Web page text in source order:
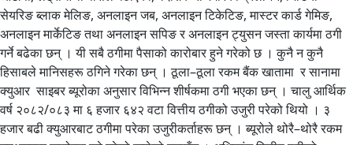
सेयरिङ ब्लाक मेलिङ, अनलाइन जब, अनलाइन टिकेटिङ, मास्टर कार्ड गेमिङ,
अनलाइन मार्केटिङ तथा अनलाइन सपिङ र अनलाइन ट्युसन जस्ता कार्यमा ठगी
गर्ने बढेका छन् । यी सबै ठगीमा पैसाको कारोबार हुने गरेको छ । कुनै न कुनै
हिसाबले मानिसहरू ठगिने गरेका छन् । ठूला–ठूला रकम बैंक खातामा र सानामा
क्युआर साइबर ब्यूरोका अनुसार विभिन्न शीर्षकमा ठगी भएका छन् । चालु आर्थिक
वर्ष २०८२/०८३ मा ६ हजार ६४२ वटा वित्तीय ठगीको उजुरी परेको थियो । ३
हजार बढी क्युआरबाट ठगीमा परेका उजुरीकर्ताहरू छन् । ब्यूरोले थोरै–थोरै रकम